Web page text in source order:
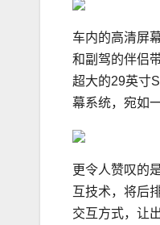
车内的高清屏
和副驾的伴侣
超大的29英寸
幕系统，宛如
更令人赞叹的
互技术，将后
交互方式，让